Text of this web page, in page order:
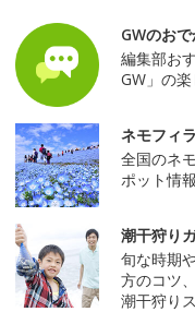
GWのお
編集部お
GW」の
ネモフィ
全国のネ
ポット情
潮干狩り
旬な時期
方のコツ
潮干狩り